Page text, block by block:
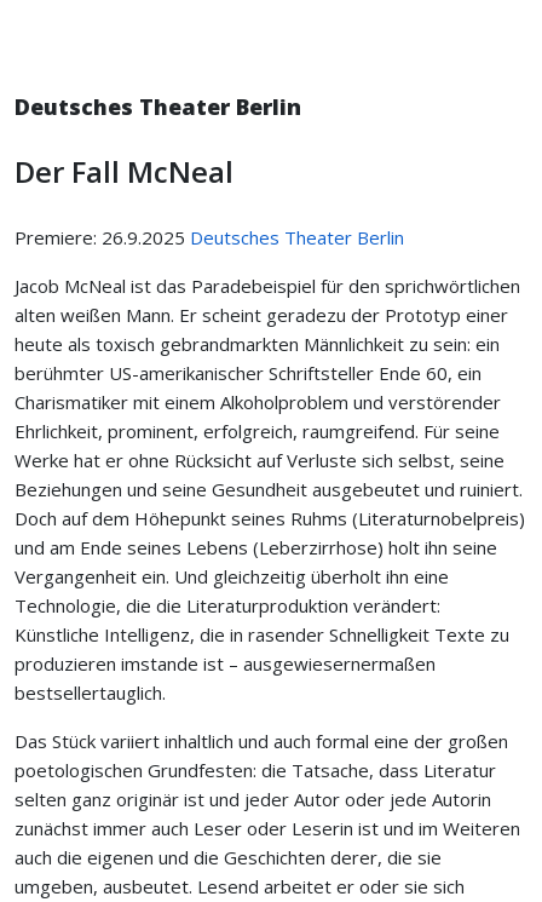
Deutsches Theater Berlin
Der Fall McNeal
Premiere: 26.9.2025 Deutsches Theater Berlin
Jacob McNeal ist das Paradebeispiel für den sprichwörtlichen
alten weißen Mann. Er scheint geradezu der Prototyp einer
heute als toxisch gebrandmarkten Männlichkeit zu sein: ein
berühmter US-amerikanischer Schriftsteller Ende 60, ein
Charismatiker mit einem Alkoholproblem und verstörender
Ehrlichkeit, prominent, erfolgreich, raumgreifend. Für seine
Werke hat er ohne Rücksicht auf Verluste sich selbst, seine
Beziehungen und seine Gesundheit ausgebeutet und ruiniert.
Doch auf dem Höhepunkt seines Ruhms (Literaturnobelpreis)
und am Ende seines Lebens (Leberzirrhose) holt ihn seine
Vergangenheit ein. Und gleichzeitig überholt ihn eine
Technologie, die die Literaturproduktion verändert:
Künstliche Intelligenz, die in rasender Schnelligkeit Texte zu
produzieren imstande ist – ausgewiesernermaßen
bestsellertauglich.
Das Stück variiert inhaltlich und auch formal eine der großen
poetologischen Grundfesten: die Tatsache, dass Literatur
selten ganz originär ist und jeder Autor oder jede Autorin
zunächst immer auch Leser oder Leserin ist und im Weiteren
auch die eigenen und die Geschichten derer, die sie
umgeben, ausbeutet. Lesend arbeitet er oder sie sich